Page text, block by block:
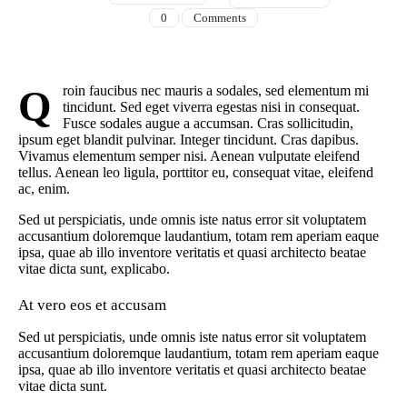
0
Comments
Qroin faucibus nec mauris a sodales, sed elementum mi
tincidunt. Sed eget viverra egestas nisi in consequat.
Fusce sodales augue a accumsan. Cras sollicitudin,
ipsum eget blandit pulvinar. Integer tincidunt. Cras dapibus.
Vivamus elementum semper nisi. Aenean vulputate eleifend
tellus. Aenean leo ligula, porttitor eu, consequat vitae, eleifend
ac, enim.
Sed ut perspiciatis, unde omnis iste natus error sit voluptatem
accusantium doloremque laudantium, totam rem aperiam eaque
ipsa, quae ab illo inventore veritatis et quasi architecto beatae
vitae dicta sunt, explicabo.
At vero eos et accusam
Sed ut perspiciatis, unde omnis iste natus error sit voluptatem
accusantium doloremque laudantium, totam rem aperiam eaque
ipsa, quae ab illo inventore veritatis et quasi architecto beatae
vitae dicta sunt.